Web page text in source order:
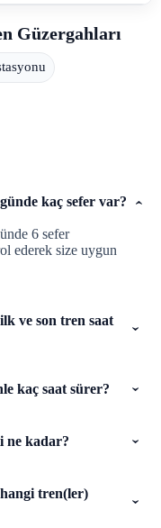
Güzergahları
kaç sefer var?
6 sefer
ederek size uygun
ve son tren saat
kaç saat sürer?
ne kadar?
tren(ler)